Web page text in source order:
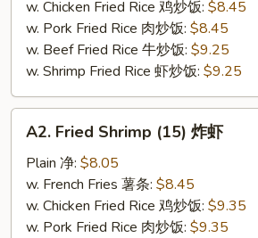
(6)w. Chicken Fried Rice 鸡炒饭: $8.45
w. Pork Fried Rice 肉炒饭: $8.45
w. Beef Fried Rice 牛炒饭: $9.25
w. Shrimp Fried Rice 虾炒饭: $9.25
Fried
Shrimp
(15)
A2. Fried Shrimp (15) 炸虾
Plain 净: $8.05
w. French Fries 薯条: $8.45
w. Chicken Fried Rice 鸡炒饭: $9.35
w. Pork Fried Rice 肉炒饭: $9.35